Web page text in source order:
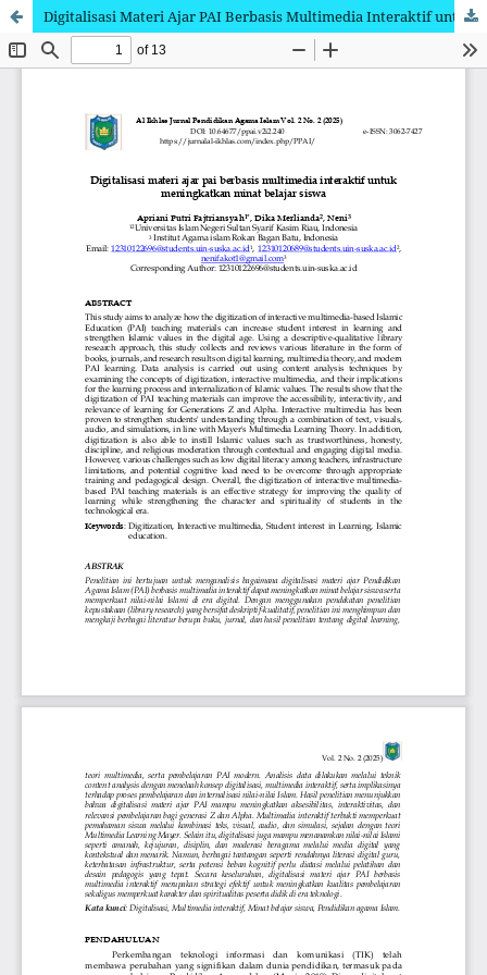
Digitalisasi Materi Ajar PAI Berbasis Multimedia Interaktif untuk Meningkatkan Minat Belajar Siswa